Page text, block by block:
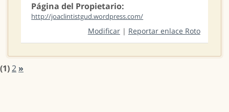
Página del Propietario:
http://joaclintistgud.wordpress.com/
Modificar| Reportar enlace Roto
(1)2 »